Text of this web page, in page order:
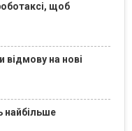
щоб
відмову на нові
найбільше